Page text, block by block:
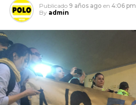
Publicado 9 años ago en 4:06 pm
By admin